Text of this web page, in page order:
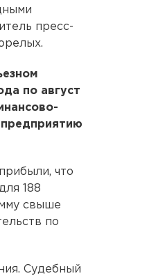
пресс-
по август
что
188
свыше
по
Судебный